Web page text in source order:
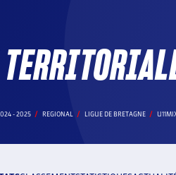
- 2025 REGIONAL LIGUE DE BRETAGNE